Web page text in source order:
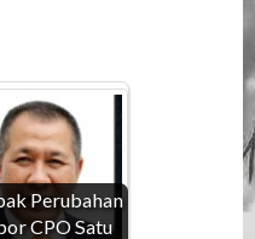
Perubahan
CPO Satu